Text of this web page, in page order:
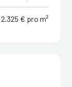
2.325 € pro m²